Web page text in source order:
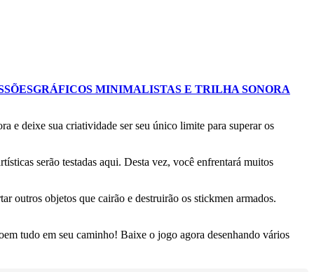
GRÁFICOS MINIMALISTAS E TRILHA SONORA
e deixe sua criatividade ser seu único limite para superar os
serão testadas aqui. Desta vez, você enfrentará muitos
outros objetos que cairão e destruirão os stickmen armados.
tudo em seu caminho! Baixe o jogo agora desenhando vários